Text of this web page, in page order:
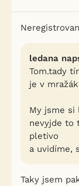
ledana
Tom.tady
je v
My jsme si
nevyjde to
pletivo
a uvidíme,
Taky jsem